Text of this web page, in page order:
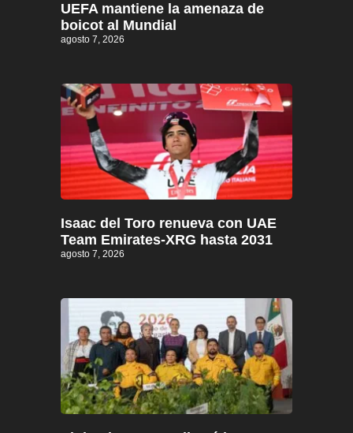
UEFA mantiene la amenaza de
boicot al Mundial
agosto 7, 2026
Isaac del Toro renueva con UAE
Team Emirates-XRG hasta 2031
agosto 7, 2026